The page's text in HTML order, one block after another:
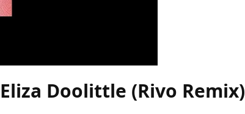
Doolittle (Rivo Remix)